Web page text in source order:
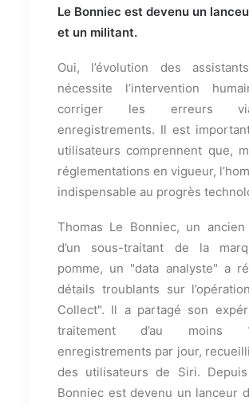
Le Bonniec est devenu un
et un militant.
Oui, l’évolution des
nécessite l’intervention
corriger les erreurs
enregistrements. Il est
utilisateurs comprennent que,
réglementations en vigueur,
indispensable au progrès
Thomas Le Bonniec, un ancien
d’un sous-traitant de la
pomme, un "data analyste" a
détails troublants sur
Collect". Il a partagé son
traitement d’au
enregistrements par jour,
des utilisateurs de Siri.
Bonniec est devenu un lanceur